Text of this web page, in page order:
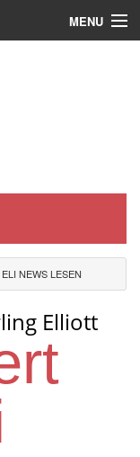
MENU
ELI NEWS LESEN
Elliott